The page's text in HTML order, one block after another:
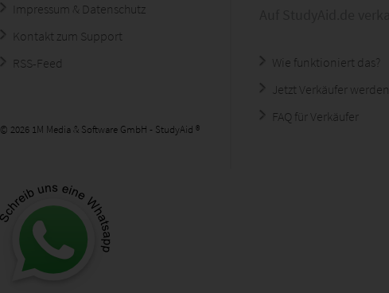
Impressum & Datenschutz
Kontakt zum Support
RSS-Feed
© 2026 1M Media & Software GmbH - StudyAid ®
Wie funktioniert das?
Jetzt Verkäufer werden
FAQ für Verkäufer